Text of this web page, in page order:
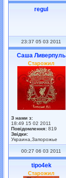
regul
23:37 05 03 2011
Саша Ливерпуль
Старожил
З нами з:
18:49 15 02 2011
Повідомлення: 819
Звідки:
Украина,Запорожье
00:27 06 03 2011
tipo4ek
Старожил